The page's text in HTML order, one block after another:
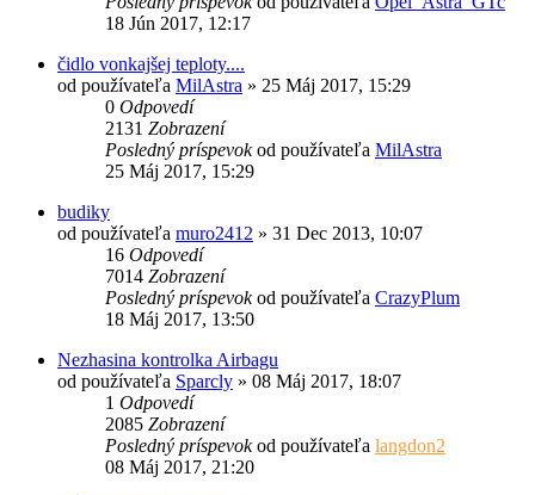
18 Jún 2017, 12:17
čidlo vonkajšej teploty....
od používateľa MilAstra » 25 Máj 2017, 15:29
0 Odpovedí
2131 Zobrazení
Posledný príspevokod používateľa MilAstra
25 Máj 2017, 15:29
budiky
od používateľa muro2412 » 31 Dec 2013, 10:07
16 Odpovedí
7014 Zobrazení
Posledný príspevokod používateľa CrazyPlum
18 Máj 2017, 13:50
Nezhasina kontrolka Airbagu
od používateľa Sparcly » 08 Máj 2017, 18:07
1 Odpovedí
2085 Zobrazení
Posledný príspevokod používateľa langdon2
08 Máj 2017, 21:20